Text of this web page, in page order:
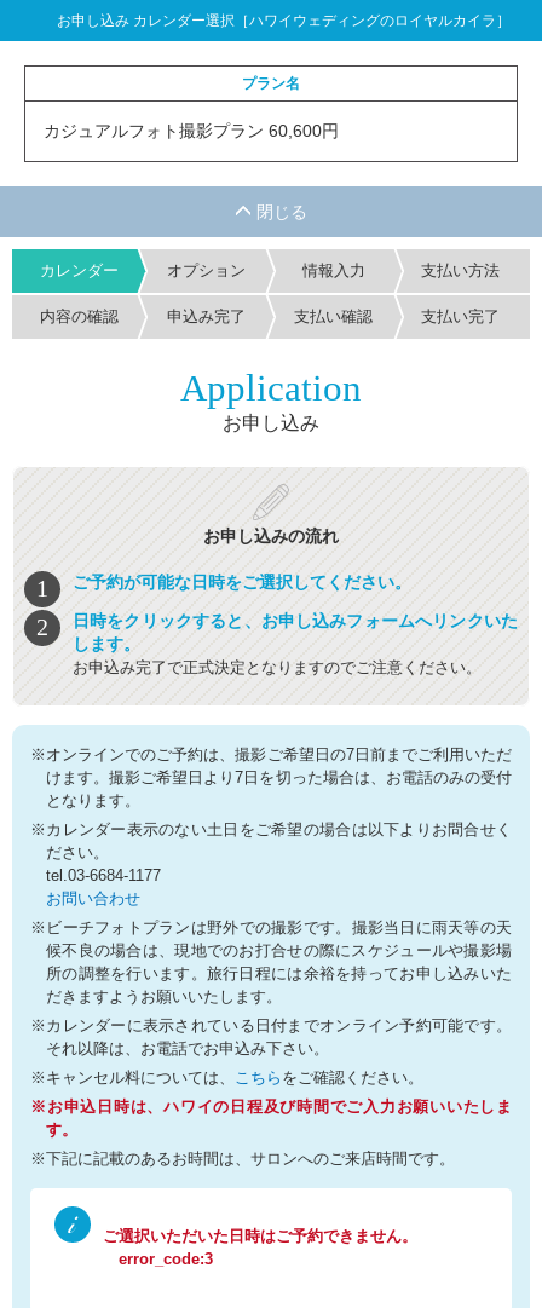
お申し込み カレンダー選択［ハワイウェディングのロイヤルカイラ］
プラン名
カジュアルフォト撮影プラン 60,600円
カレンダー オプション 情報入力 支払い方法
内容の確認 申込み完了 支払い確認 支払い完了
Application
お申し込み
お申し込みの流れ
ご予約が可能な日時をご選択してください。
日時をクリックすると、お申し込みフォームへリンクいた
します。
お申込み完了で正式決定となりますのでご注意ください。
※オンラインでのご予約は、撮影ご希望日の7日前までご利用いただ
けます。撮影ご希望日より7日を切った場合は、お電話のみの受付
となります。
※カレンダー表示のない土日をご希望の場合は以下よりお問合せく
ださい。
tel.03-6684-1177
お問い合わせ
※ビーチフォトプランは野外での撮影です。撮影当日に雨天等の天
候不良の場合は、現地でのお打合せの際にスケジュールや撮影場
所の調整を行います。旅行日程には余裕を持ってお申し込みいた
だきますようお願いいたします。
※カレンダーに表示されている日付までオンライン予約可能です。
それ以降は、お電話でお申込み下さい。
※キャンセル料については、 こちら をご確認ください。
※お申込日時は、ハワイの日程及び時間でご入力お願いいたしま
す。
※下記に記載のあるお時間は、サロンへのご来店時間です。
ご選択いただいた日時はご予約できません。
error_code:3